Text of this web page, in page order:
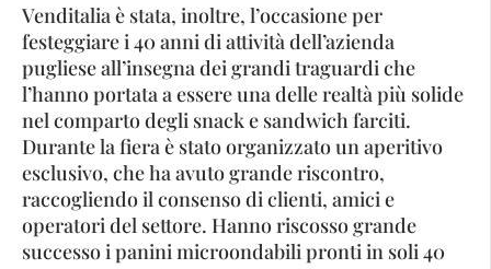
Venditalia è stata, inoltre, l’occasione per
festeggiare i 40 anni di attività dell’azienda
pugliese all’insegna dei grandi traguardi che
l’hanno portata a essere una delle realtà più solide
nel comparto degli snack e sandwich farciti.
Durante la fiera è stato organizzato un aperitivo
esclusivo, che ha avuto grande riscontro,
raccogliendo il consenso di clienti, amici e
operatori del settore. Hanno riscosso grande
successo i panini microondabili pronti in soli 40